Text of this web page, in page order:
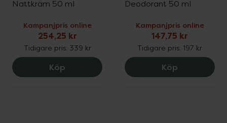
Nattkräm 50 ml
Kampanjpris online
254,25 kr
Tidigare pris: 339 kr
Köp Eucerin Hyaluron-Filler + Elasticity
Deodorant 50 ml
Kampanjpris online
147,75 kr
Tidigare pris: 197 kr
Köp